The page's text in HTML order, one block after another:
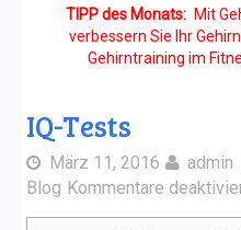
TIPP des Monats: Mit
verbessern Sie Ihr
Gehirntraining im
IQ-Tests
März 11, 2016 admin
Blog Kommentare